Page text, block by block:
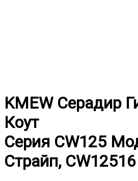
KMEW Серадир
Коут
Серия CW125
Страйп, CW12516